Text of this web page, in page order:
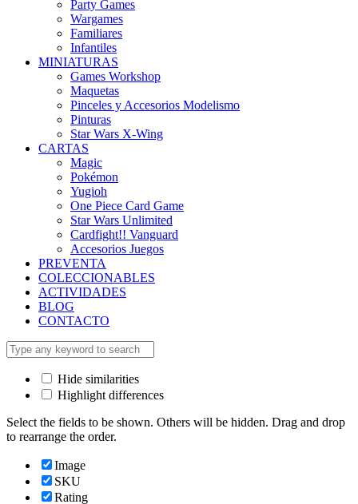
Party Games
Wargames
Familiares
Infantiles
MINIATURAS
Games Workshop
Maquetas
Pinceles y Accesorios Modelismo
Pinturas
Star Wars X-Wing
CARTAS
Magic
Pokémon
Yugioh
One Piece Card Game
Star Wars Unlimited
Cardfight!! Vanguard
Accesorios Juegos
PREVENTA
COLECCIONABLES
ACTIVIDADES
BLOG
CONTACTO
Hide similarities
Highlight differences
Select the fields to be shown. Others will be hidden. Drag and drop
to rearrange the order.
Image
SKU
Rating